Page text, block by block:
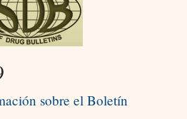
sobre el Boletín